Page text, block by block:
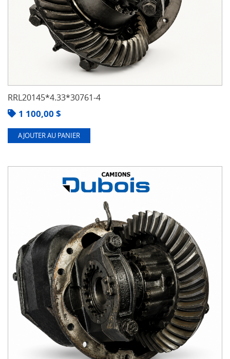
RRL20145*4.33*30761-4
1 100,00 $
AJOUTER AU PANIER